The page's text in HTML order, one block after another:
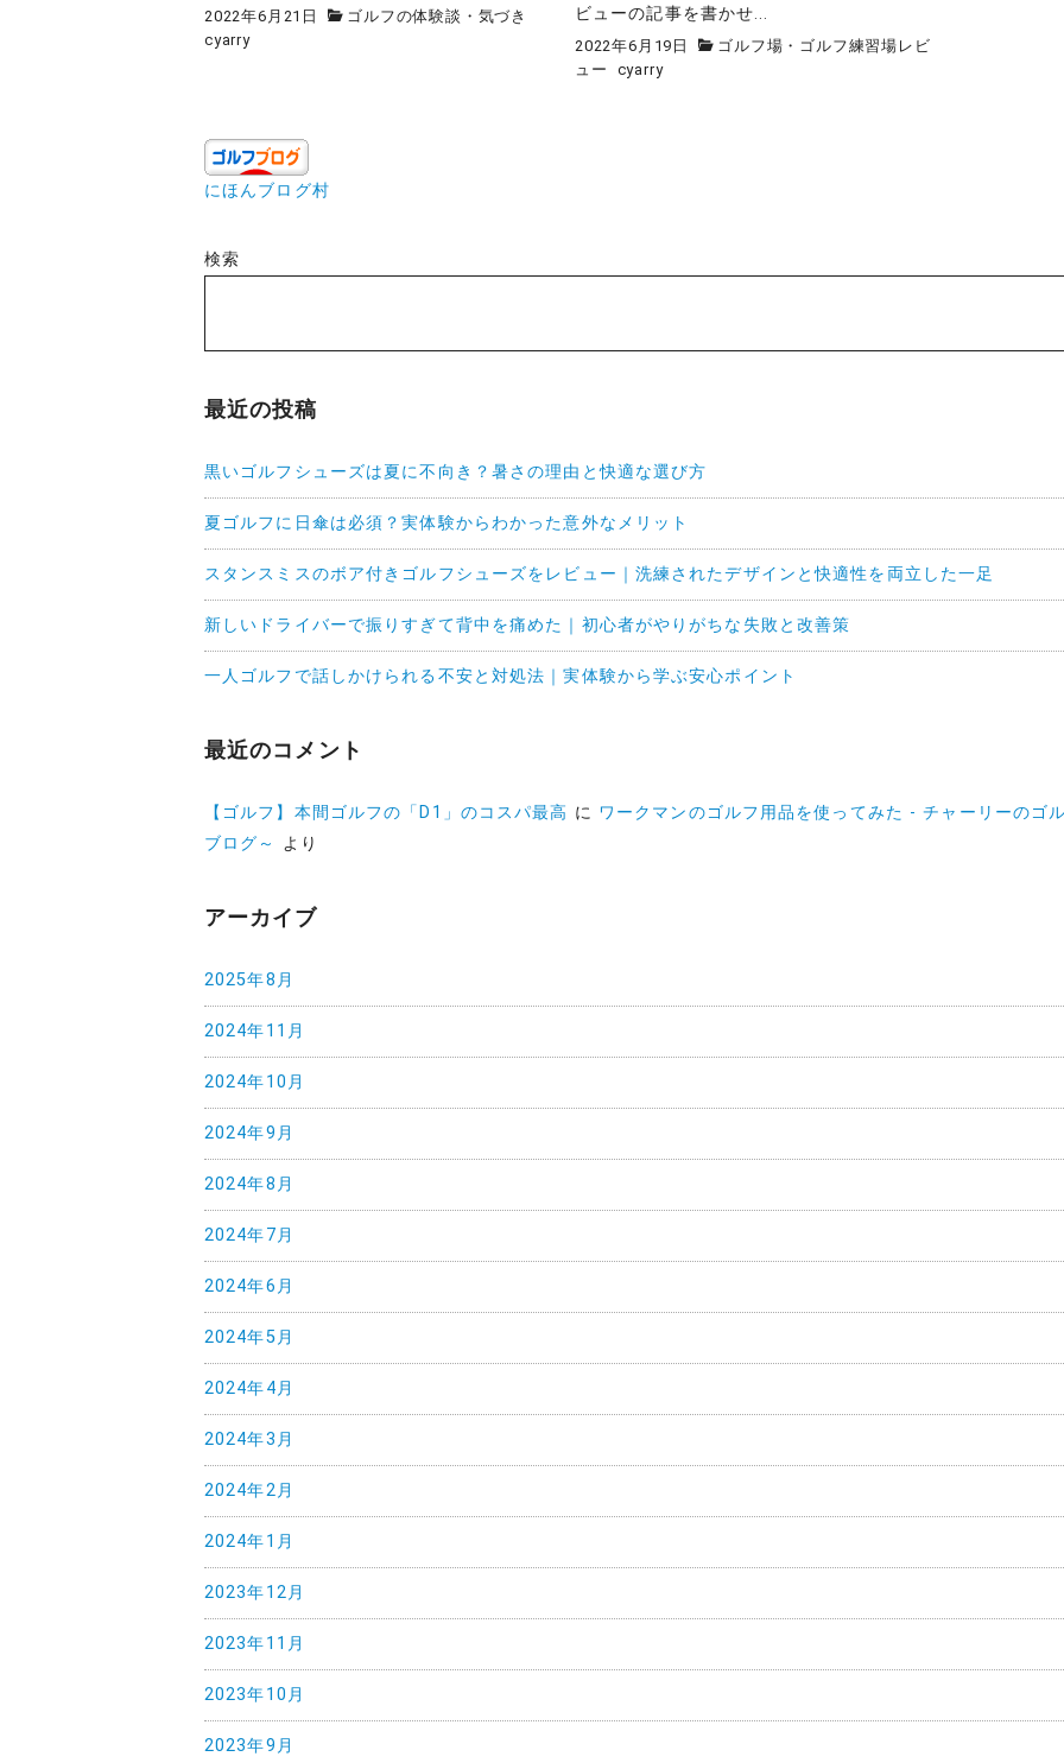
2022年6月21日
ゴルフの体験談・気づき
cyarry
ビューの記事を書かせ...
2022年6月19日
ゴルフ場・ゴルフ練習場レビ
ュー
cyarry
にほんブログ村
検索
最近の投稿
黒いゴルフシューズは夏に不向き？暑さの理由と快適な選び方
夏ゴルフに日傘は必須？実体験からわかった意外なメリット
スタンスミスのボア付きゴルフシューズをレビュー｜洗練されたデザインと快適性を両立した一足
新しいドライバーで振りすぎて背中を痛めた｜初心者がやりがちな失敗と改善策
一人ゴルフで話しかけられる不安と対処法｜実体験から学ぶ安心ポイント
最近のコメント
【ゴルフ】本間ゴルフの「D1」のコスパ最高 に ワークマンのゴルフ用品を使ってみた - チャーリーのゴ
ブログ～
より
アーカイブ
2025年8月
2024年11月
2024年10月
2024年9月
2024年8月
2024年7月
2024年6月
2024年5月
2024年4月
2024年3月
2024年2月
2024年1月
2023年12月
2023年11月
2023年10月
2023年9月